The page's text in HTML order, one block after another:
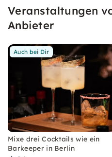
erleben, welches Du so
wirst.
Veranstaltungen
Anbieter
Auch bei Dir
Mixe drei Cocktails wie ein
Barkeeper in Berlin